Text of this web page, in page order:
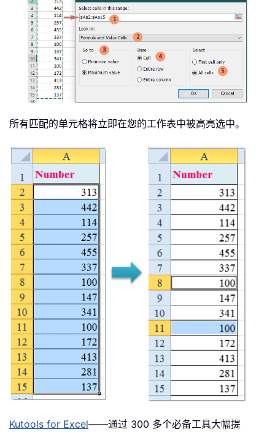
所有匹配的单元格将立即在您的工作表中被高亮选中。
Kutools for Excel——通过 300 多个必备工具大幅提